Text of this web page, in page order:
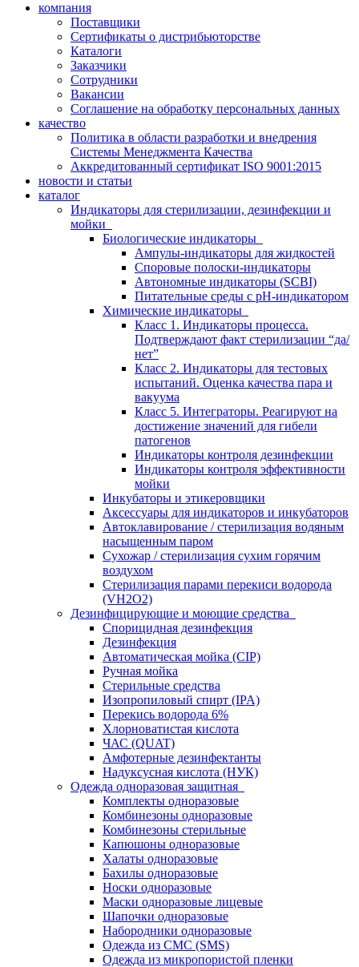
компания
Поставщики
Сертификаты о дистрибьюторстве
Каталоги
Заказчики
Сотрудники
Вакансии
Соглашение на обработку персональных данных
качество
Политика в области разработки и внедрения
Системы Менеджмента Качества
Аккредитованный сертификат ISO 9001:2015
новости и статьи
каталог
Индикаторы для стерилизации, дезинфекции и
мойки
Биологические индикаторы
Ампулы-индикаторы для жидкостей
Споровые полоски-индикаторы
Автономные индикаторы (SCBI)
Питательные среды с рН-индикатором
Химические индикаторы
Класс 1. Индикаторы процесса.
Подтверждают факт стерилизации “да/
нет”
Класс 2. Индикаторы для тестовых
испытаний. Оценка качества пара и
вакуума
Класс 5. Интеграторы. Реагируют на
достижение значений для гибели
патогенов
Индикаторы контроля дезинфекции
Индикаторы контроля эффективности
мойки
Инкубаторы и этикеровщики
Аксессуары для индикаторов и инкубаторов
Автоклавирование / стерилизация водяным
насыщенным паром
Сухожар / стерилизация сухим горячим
воздухом
Стерилизация парами перекиси водорода
(VH2O2)
Дезинфицирующие и моющие средства
Спорицидная дезинфекция
Дезинфекция
Автоматическая мойка (CIP)
Ручная мойка
Стерильные средства
Изопропиловый спирт (IPA)
Перекись водорода 6%
Хлорноватистая кислота
ЧАС (QUAT)
Амфотерные дезинфектанты
Надуксусная кислота (НУК)
Одежда одноразовая защитная
Комплекты одноразовые
Комбинезоны одноразовые
Комбинезоны стерильные
Капюшоны одноразовые
Халаты одноразовые
Бахилы одноразовые
Носки одноразовые
Маски одноразовые лицевые
Шапочки одноразовые
Набородники одноразовые
Одежда из СМС (SMS)
Одежда из микропористой пленки